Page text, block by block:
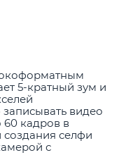
5-кратный зум и
видео
кадров в
селфи
с